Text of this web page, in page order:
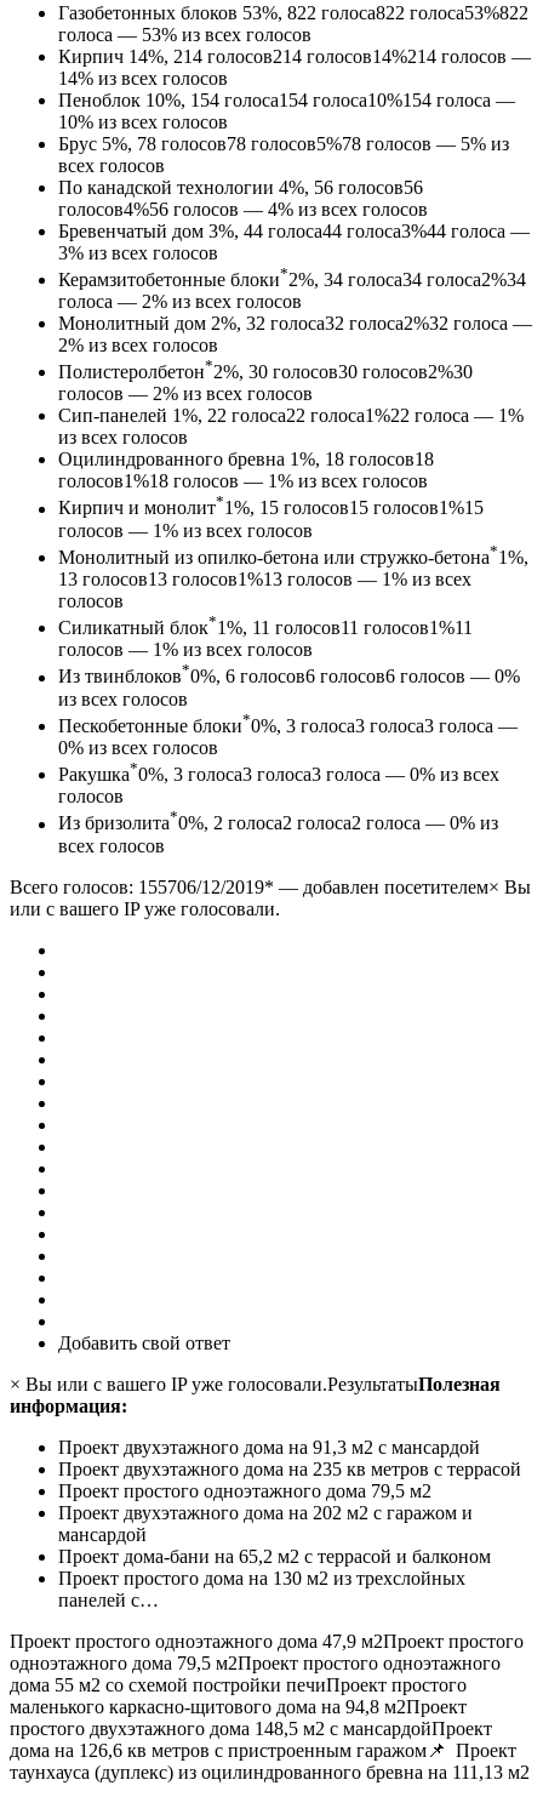
Газобетонных блоков 53%, 822 голоса822 голоса53%822
голоса — 53% из всех голосов
Кирпич 14%, 214 голосов214 голосов14%214 голосов —
14% из всех голосов
Пеноблок 10%, 154 голоса154 голоса10%154 голоса —
10% из всех голосов
Брус 5%, 78 голосов78 голосов5%78 голосов — 5% из
всех голосов
По канадской технологии 4%, 56 голосов56
голосов4%56 голосов — 4% из всех голосов
Бревенчатый дом 3%, 44 голоса44 голоса3%44 голоса —
3% из всех голосов
Керамзитобетонные блоки*2%, 34 голоса34 голоса2%34
голоса — 2% из всех голосов
Монолитный дом 2%, 32 голоса32 голоса2%32 голоса —
2% из всех голосов
Полистеролбетон*2%, 30 голосов30 голосов2%30
голосов — 2% из всех голосов
Сип-панелей 1%, 22 голоса22 голоса1%22 голоса — 1%
из всех голосов
Оцилиндрованного бревна 1%, 18 голосов18
голосов1%18 голосов — 1% из всех голосов
Кирпич и монолит*1%, 15 голосов15 голосов1%15
голосов — 1% из всех голосов
Монолитный из опилко-бетона или стружко-бетона*1%,
13 голосов13 голосов1%13 голосов — 1% из всех
голосов
Силикатный блок*1%, 11 голосов11 голосов1%11
голосов — 1% из всех голосов
Из твинблоков*0%, 6 голосов6 голосов6 голосов — 0%
из всех голосов
Пескобетонные блоки*0%, 3 голоса3 голоса3 голоса —
0% из всех голосов
Ракушка*0%, 3 голоса3 голоса3 голоса — 0% из всех
голосов
Из бризолита*0%, 2 голоса2 голоса2 голоса — 0% из
всех голосов
Всего голосов: 155706/12/2019* — добавлен посетителем× Вы
или с вашего IP уже голосовали.
Добавить свой ответ
× Вы или с вашего IP уже голосовали.РезультатыПолезная
информация:
Проект двухэтажного дома на 91,3 м2 с мансардой
Проект двухэтажного дома на 235 кв метров с террасой
Проект простого одноэтажного дома 79,5 м2
Проект двухэтажного дома на 202 м2 с гаражом и
мансардой
Проект дома-бани на 65,2 м2 с террасой и балконом
Проект простого дома на 130 м2 из трехслойных
панелей с…
Проект простого одноэтажного дома 47,9 м2Проект простого
одноэтажного дома 79,5 м2Проект простого одноэтажного
дома 55 м2 со схемой постройки печиПроект простого
маленького каркасно-щитового дома на 94,8 м2Проект
простого двухэтажного дома 148,5 м2 с мансардойПроект
дома на 126,6 кв метров с пристроенным гаражом 📌 Проект
таунхауса (дуплекс) из оцилиндрованного бревна на 111,13 м2